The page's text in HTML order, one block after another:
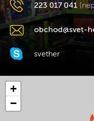
223 017 041
obchod@svet-
svether
+
−